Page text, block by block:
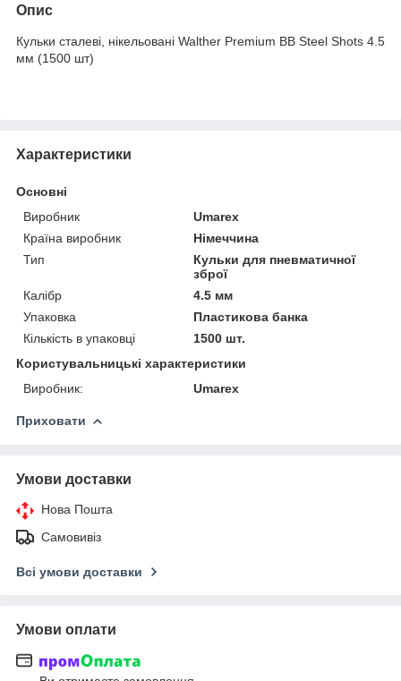
Опис
Кульки сталеві, нікельовані Walther Premium BB Steel Shots 4.5
мм (1500 шт)
Характеристики
Основні
Виробник
Umarex
Країна виробник
Німеччина
Тип
Кульки для пневматичної
зброї
Калібр
4.5 мм
Упаковка
Пластикова банка
Кількість в упаковці
1500 шт.
Користувальницькі характеристики
Виробник:
Umarex
Приховати
Умови доставки
Нова Пошта
Самовивіз
Всі умови доставки
Умови оплати